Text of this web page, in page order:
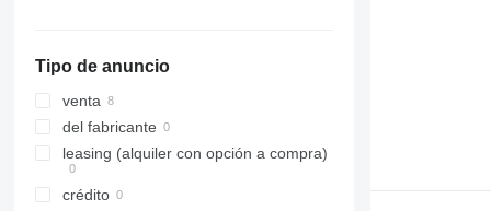
Tipo de anuncio
venta
del fabricante
leasing (alquiler con opción a compra)
crédito